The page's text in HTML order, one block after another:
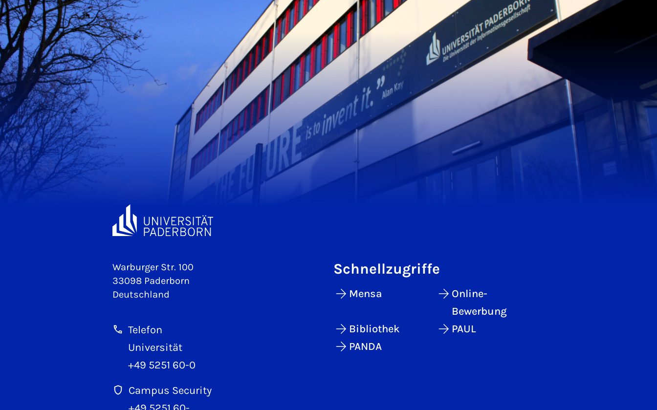
Warburger Str. 100
33098 Paderborn
Deutschland
Telefon
Universität
+49 5251 60-0
Campus Security
Schnellzugriffe
Mensa
Online-
Bewerbung
Bibliothek
PAUL
PANDA